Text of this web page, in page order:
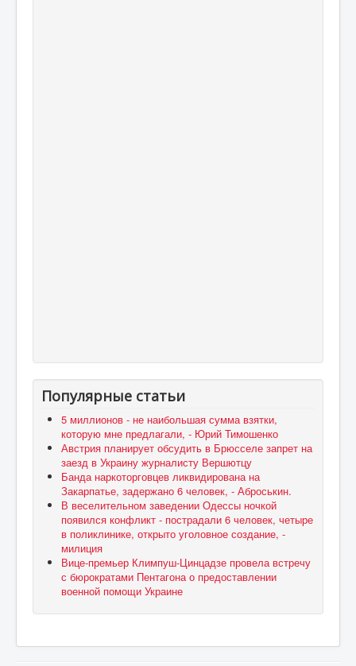
Популярные статьи
5 миллионов - не наибольшая сумма взятки,
которую мне предлагали, - Юрий Тимошенко
Австрия планирует обсудить в Брюсселе запрет на
заезд в Украину журналисту Вершютцу
Банда наркоторговцев ликвидирована на
Закарпатье, задержано 6 человек, - Аброськин.
В веселительном заведении Одессы ночкой
появился конфликт - пострадали 6 человек, четыре
в поликлинике, открыто уголовное создание, -
милиция
Вице-премьер Климпуш-Цинцадзе провела встречу
с бюрократами Пентагона о предоставлении
военной помощи Украине